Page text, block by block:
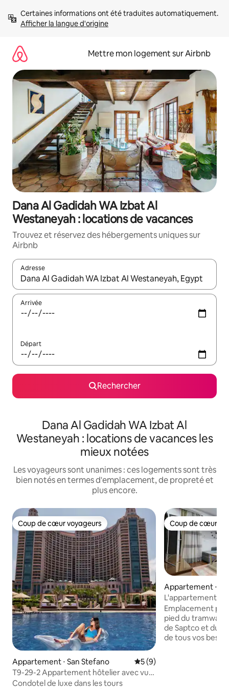
directement
Afficher la langue d'origine
Mettre mon logement sur Airbnb
Dana Al Gadidah WA Izbat Al
Westaneyah : locations de vacances
Trouvez et réservez des hébergements uniques sur
Airbnb
Adresse
Lorsque les résultats s'affichent, utilisez les flèches vers le
Arrivée
Départ
Rechercher
Dana Al Gadidah WA Izbat Al
Westaneyah : locations de vacances les
mieux notées
Les voyageurs sont unanimes : ces logements sont très
bien notés en termes d'emplacement, de propreté et
plus encore.
Coup de cœur voyageurs
Coup de cœur voyageurs
Appartement ⋅ San Stefano Évaluation moyenne sur
5 (9)
T9-29-2 Appartement hôtelier avec vue
sur la mer | Vue directe sur la mer
Condotel de luxe dans les tours
Coup de cœur
Coup de cœur
Appartement ⋅
tir
L'appartement
attend
Emplacement
pied du tramway
de Saptco et du
de tous vos besoins 1 chambre